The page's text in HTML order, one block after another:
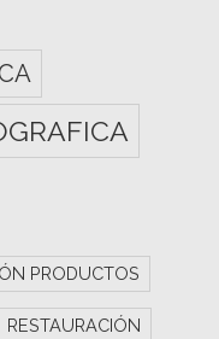
PRODUCTOS
RESTAURACIÓN